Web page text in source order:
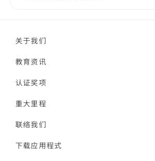
关于我们
教育资讯
认证奖项
重大里程
联络我们
下载应用程式